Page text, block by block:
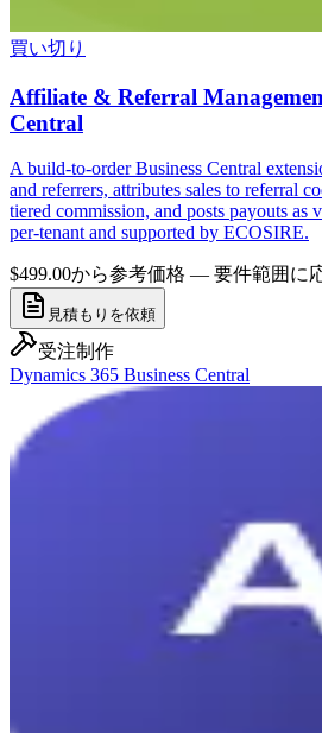
買い切り
Affiliate & Referral
Central
A build-to-order Business Central
and referrers, attributes sales to referral
tiered commission, and posts payouts
per-tenant and supported by ECOSIRE.
$499.00から参考価格 — 要件範囲に
見積もりを依頼
受注制作
Dynamics 365 Business Central